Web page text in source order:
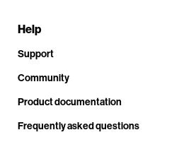
Help
Support
Community
Product documentation
Frequently asked questions